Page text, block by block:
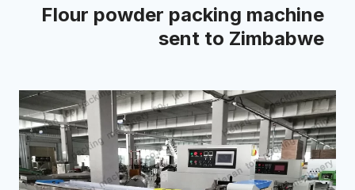
Flour powder packing machine
sent to Zimbabwe